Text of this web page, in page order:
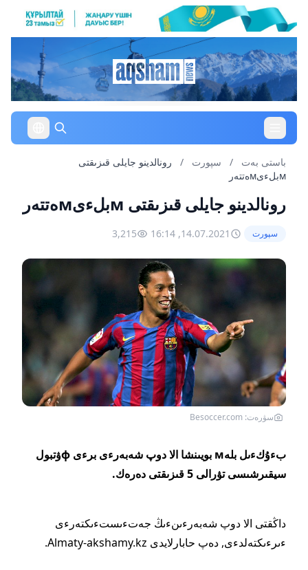
باستى بەت / سپورت /
رونالدينو جايلى قىزىقتى
мبلءىмەتتەر
رونالدينو جايلى قىزىقتى мبلءىмەتتەر
سپورت 14.07.2021, 16:14
3,215
سۋرەت: Besoccer.com
بءۇكءىل بلەм بويىنشا الا دوپ شەبەرءى برءى фۋتبول
سيقىرشىسى تۋرالى 5 قىزىقتى دەرەك.
داڭقتى الا دوپ شەبەرءىنءىڭ جەتءىستءىكتەرءى
ءىرءىكتەلدءى, دەپ حابارلايدى Almaty-akshamy.kz.